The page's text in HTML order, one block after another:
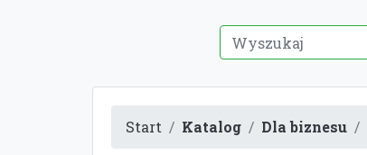
Start Katalog Dla biznesu